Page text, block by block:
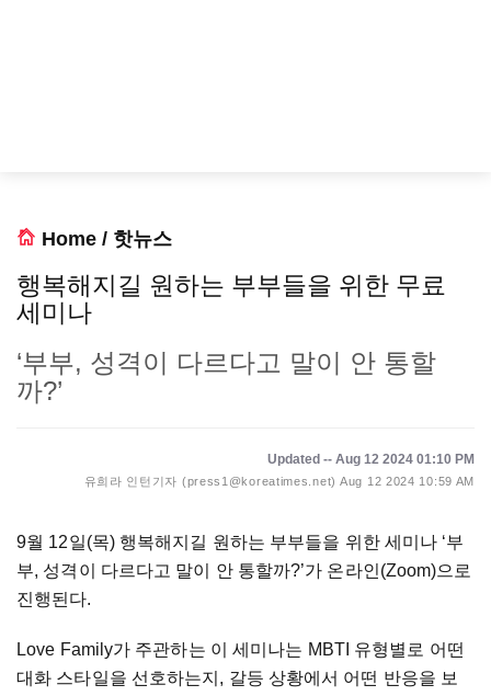
Home / 핫뉴스
행복해지길 원하는 부부들을 위한 무료
세미나
‘부부, 성격이 다르다고 말이 안 통할
까?’
Updated -- Aug 12 2024 01:10 PM
유희라 인턴기자 (press1@koreatimes.net) Aug 12 2024 10:59 AM
9월 12일(목) 행복해지길 원하는 부부들을 위한 세미나 ‘부
부, 성격이 다르다고 말이 안 통할까?’가 온라인(Zoom)으로
진행된다.
Love Family가 주관하는 이 세미나는 MBTI 유형별로 어떤
대화 스타일을 선호하는지, 갈등 상황에서 어떤 반응을 보